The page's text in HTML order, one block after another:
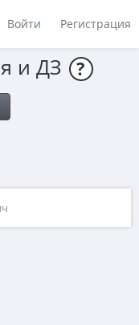
Войти Регистрация
и ДЗ ?